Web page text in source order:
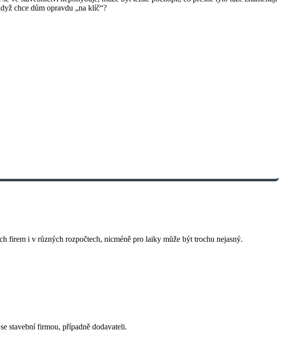
chce dům opravdu „na klíč“?
firem i v různých rozpočtech, nicméně pro laiky může být trochu nejasný.
stavební firmou, případně dodavateli.